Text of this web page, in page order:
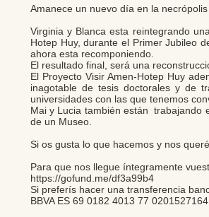
Amanece un nuevo día en la necrópolis
Virginia y Blanca esta reintegrando
Hotep Huy, durante el Primer Jubileo
ahora esta recomponiendo.
El resultado final, será una
El Proyecto Visir Amen-Hotep Huy
inagotable de tesis doctorales y de
universidades con las que tenemos
Mai y Lucia también están trabajando
de un Museo.
Si os gusta lo que hacemos y nos
Para que nos llegue íntegramente
https://gofund.me/df3a99b4
Si preferís hacer una transferencia
BBVA ES 69 0182 4013 77 0201527164